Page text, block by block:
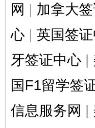
网 | 加拿大
心 | 英国签
牙签证中心 |
国F1留学签
信息服务网 |